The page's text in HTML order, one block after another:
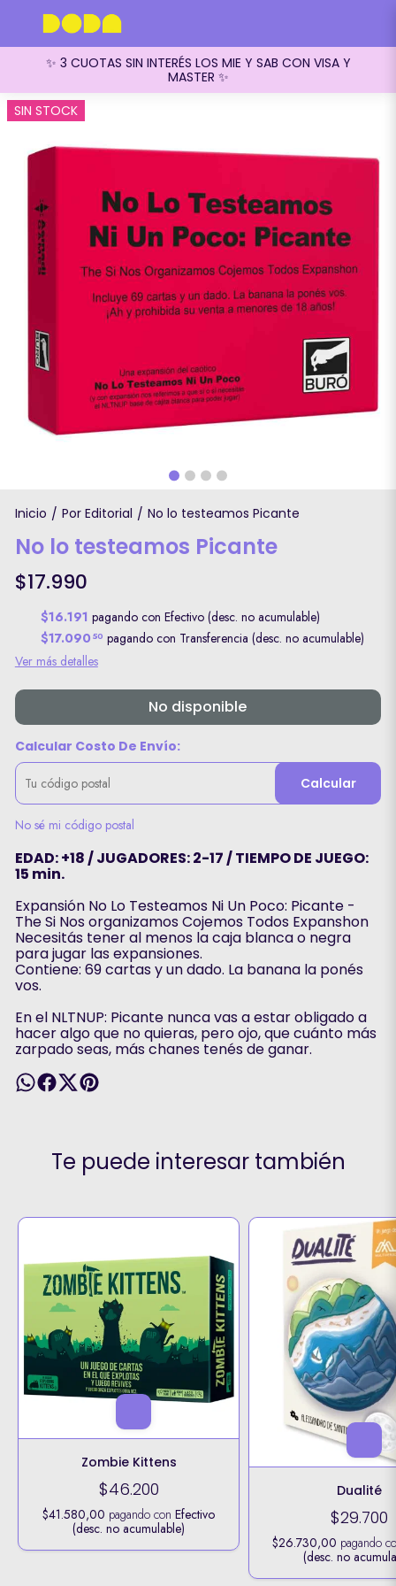
✨ 3 CUOTAS SIN INTERÉS LOS MIE Y SAB CON VISA Y
MASTER ✨
SIN STOCK
Inicio / Por Editorial / No lo testeamos Picante
No lo testeamos Picante
$17.990
$16.191 pagando con Efectivo (desc. no acumulable)
$17.090 50 pagando con Transferencia (desc. no acumulable)
Ver más detalles
No disponible
Calcular Costo De Envío:
Calcular
No sé mi código postal
EDAD: +18 / JUGADORES: 2-17 / TIEMPO DE JUEGO:
15 min.
Expansión No Lo Testeamos Ni Un Poco: Picante -
The Si Nos organizamos Cojemos Todos Expanshon
Necesitás tener al menos la caja blanca o negra
para jugar las expansiones.
Contiene: 69 cartas y un dado. La banana la ponés
vos.
En el NLTNUP: Picante nunca vas a estar obligado a
hacer algo que no quieras, pero ojo, que cuánto más
zarpado seas, más chanes tenés de ganar.
Te puede interesar también
Zombie Kittens
$46.200
$41.580,00 pagando conEfectivo
(desc. no acumulable)
Dualité
$29.700
$26.730,00 pagando
(desc. no